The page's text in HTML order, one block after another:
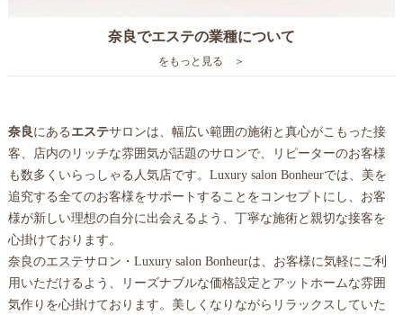
奈良でエステの業種について
をもっと見る ＞
奈良にある エステサロンは、幅広い範囲の施術と真心がこもった接
客、店内のリッチな雰囲気が話題のサロンで、リピーターのお客様
も数多くいらっしゃる人気店です。Luxury salon Bonheurでは、美を
追究する全てのお客様をサポートすることをコンセプトにし、お客
様が新しい理想の自分に出会えるよう、丁寧な施術と親切な接客を
心掛けております。
奈良のエステサロン・Luxury salon Bonheurは、お客様に気軽にご利
用いただけるよう、リーズナブルな価格設定とアットホームな雰囲
気作りを心掛けております。美しくなりながらリラックスしていた